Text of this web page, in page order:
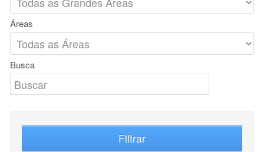
Áreas
Busca
Filtrar